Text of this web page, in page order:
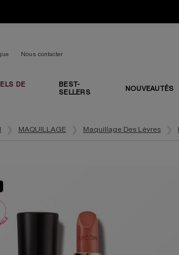
Nous contacter
DE
BEST-
SELLERS
NOUVEAUTÉS
MAQUILLAGE Maquillage Des Lèvres